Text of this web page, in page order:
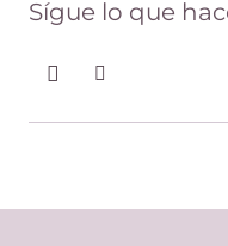
Sígue lo que